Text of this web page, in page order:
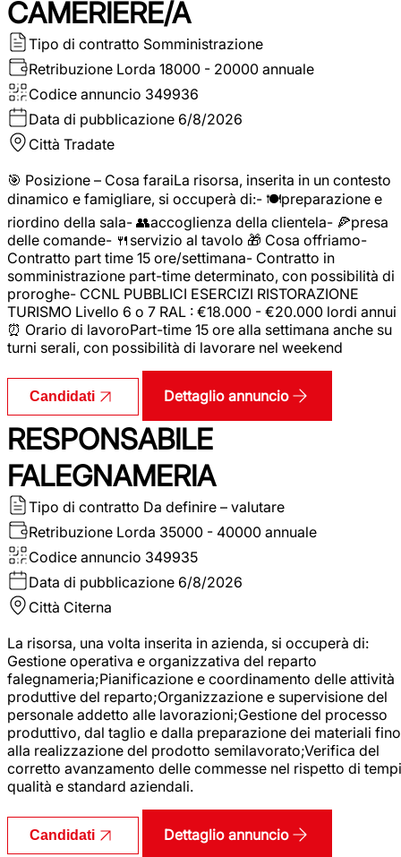
CAMERIERE/A
Tipo di contratto Somministrazione
Retribuzione Lorda 18000 - 20000 annuale
Codice annuncio 349936
Data di pubblicazione 6/8/2026
Città Tradate
🎯 Posizione – Cosa faraiLa risorsa, inserita in un contesto
dinamico e famigliare, si occuperà di:- 🍽️preparazione e
riordino della sala- 👥accoglienza della clientela- 🍕presa
delle comande- 🍴servizio al tavolo 🎁 Cosa offriamo-
Contratto part time 15 ore/settimana- Contratto in
somministrazione part-time determinato, con possibilità di
proroghe- CCNL PUBBLICI ESERCIZI RISTORAZIONE
TURISMO Livello 6 o 7 RAL : €18.000 - €20.000 lordi annui
⏰ Orario di lavoroPart-time 15 ore alla settimana anche su
turni serali, con possibilità di lavorare nel weekend
Candidati Dettaglio annuncio
RESPONSABILE
FALEGNAMERIA
Tipo di contratto Da definire – valutare
Retribuzione Lorda 35000 - 40000 annuale
Codice annuncio 349935
Data di pubblicazione 6/8/2026
Città Citerna
La risorsa, una volta inserita in azienda, si occuperà di:
Gestione operativa e organizzativa del reparto
falegnameria;Pianificazione e coordinamento delle attività
produttive del reparto;Organizzazione e supervisione del
personale addetto alle lavorazioni;Gestione del processo
produttivo, dal taglio e dalla preparazione dei materiali fino
alla realizzazione del prodotto semilavorato;Verifica del
corretto avanzamento delle commesse nel rispetto di
qualità e standard aziendali.
Candidati Dettaglio annuncio